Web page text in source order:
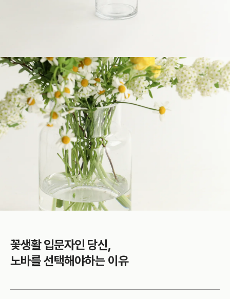
꽃생활 입문자인 당신,
노바를 선택해야하는 이유